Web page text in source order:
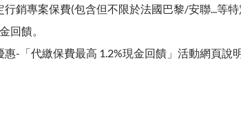
銷專案保費(包含但不限於法國巴黎/安聯...等
回饋。
-「代繳保費最高 1.2%現金回饋」活動網頁說